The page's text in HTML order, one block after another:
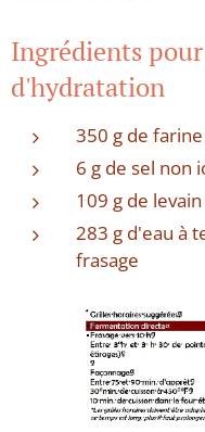
Ingrédients
d'hydratation
350 g de
6 g de sel non
109 g de
283 g d'eau à
frasage